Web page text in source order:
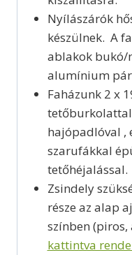
Nyílászárók
készülnek. A
ablakok bukó/
alumínium
Faházunk 2 x
tetőburkolattal
hajópadlóval ,
szarufákkal
tetőhéjalással.
Zsindely
része az alap
színben (piros,
kattintva